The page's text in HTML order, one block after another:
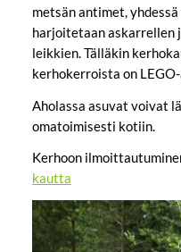
metsän antimet,
harjoitetaan askarrellen
leikkien. Tälläkin
kerhokerroista on
Aholassa asuvat voivat
omatoimisesti kotiin.
Kerhoon
kautta